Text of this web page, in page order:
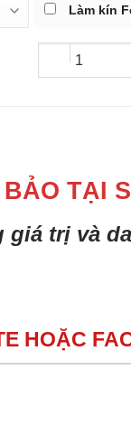
Làm kín
TẠI
trị và
HOẶC